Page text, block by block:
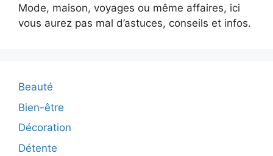
Mode, maison, voyages ou même affaires, ici
vous aurez pas mal d’astuces, conseils et infos.
Beauté
Bien-être
Décoration
Détente